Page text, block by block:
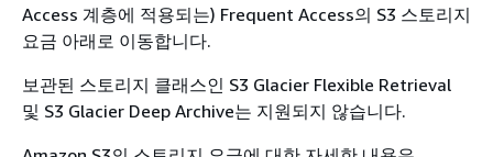
Access 계층에 적용되는) Frequent Access의 S3 스토리지
요금 아래로 이동합니다.
보관된 스토리지 클래스인 S3 Glacier Flexible Retrieval
및 S3 Glacier Deep Archive는 지원되지 않습니다.